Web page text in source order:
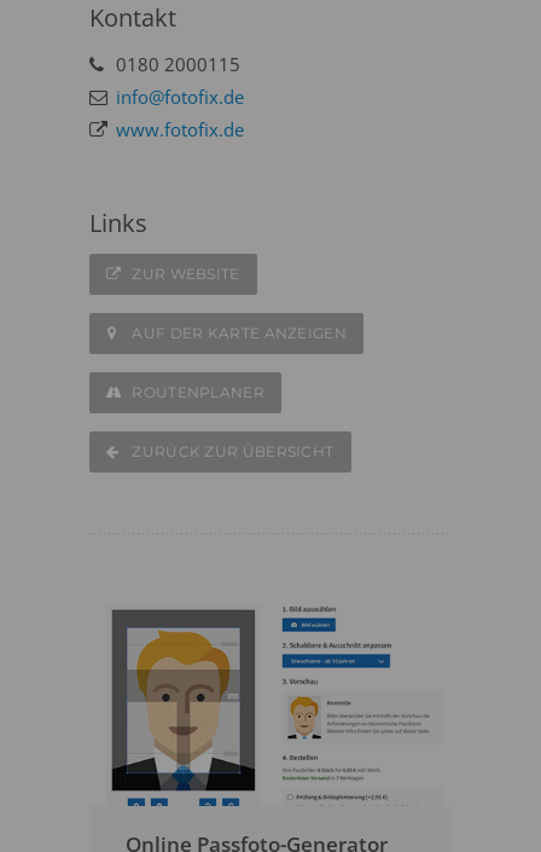
Kontakt
0180 2000115
info@fotofix.de
www.fotofix.de
Links
ZUR WEBSITE
AUF DER KARTE ANZEIGEN
ROUTENPLANER
ZURÜCK ZUR ÜBERSICHT
Online Passfoto-Generator